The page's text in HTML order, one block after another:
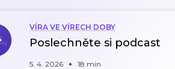
VÍRA VE VÍRECH DOBY
Poslechněte si podcast
5. 4. 2026 18 min